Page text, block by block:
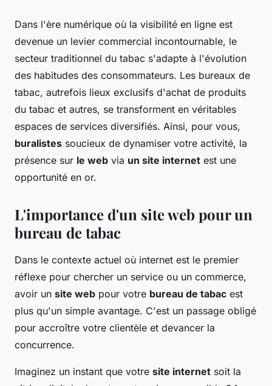
Dans l'ère numérique où la visibilité en ligne est
devenue un levier commercial incontournable, le
secteur traditionnel du tabac s'adapte à l'évolution
des habitudes des consommateurs. Les bureaux de
tabac, autrefois lieux exclusifs d'achat de produits
du tabac et autres, se transforment en véritables
espaces de services diversifiés. Ainsi, pour vous,
buralistes soucieux de dynamiser votre activité, la
présence sur le web via un site internet est une
opportunité en or.
L'importance d'un site web pour un
bureau de tabac
Dans le contexte actuel où internet est le premier
réflexe pour chercher un service ou un commerce,
avoir un site web pour votre bureau de tabac est
plus qu'un simple avantage. C'est un passage obligé
pour accroître votre clientèle et devancer la
concurrence.
Imaginez un instant que votre site internet soit la